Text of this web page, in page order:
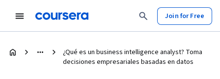
Join for Free
¿Qué es un business intelligence analyst? Toma
decisiones empresariales basadas en datos